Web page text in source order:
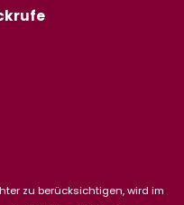
zu berücksichtigen, wird im